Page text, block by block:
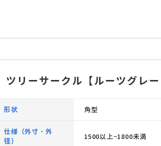
ツリーサークル【ルーツグレー
形状 角型
仕様（外寸・外
径）
1500以上~1800未満